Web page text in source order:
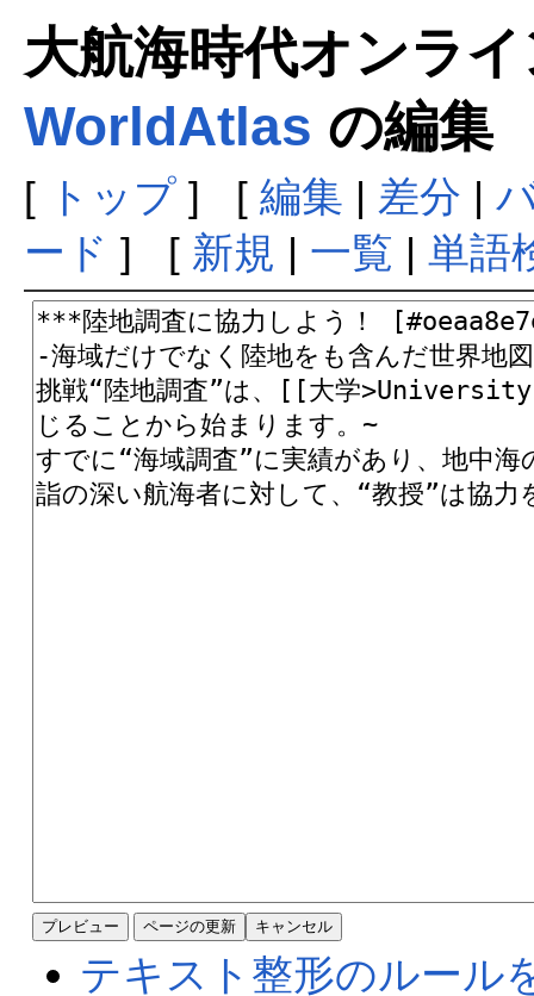
大航海時代オンラ
WorldAtlas の編集
[ トップ] [ 編集 | 差分 |
ード ] [ 新規 | 一覧 | 単語
テキスト整形のルール